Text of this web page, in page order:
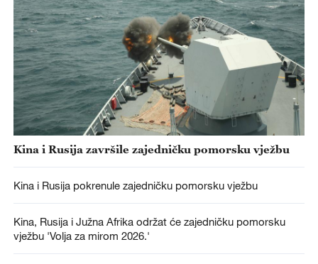
Kina i Rusija završile zajedničku pomorsku vježbu
Kina i Rusija pokrenule zajedničku pomorsku vježbu
Kina, Rusija i Južna Afrika održat će zajedničku pomorsku
vježbu 'Volja za mirom 2026.'